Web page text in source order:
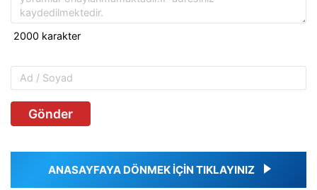
Gönder
ANASAYFAYA DÖNMEK İÇİN TIKLAYINIZ